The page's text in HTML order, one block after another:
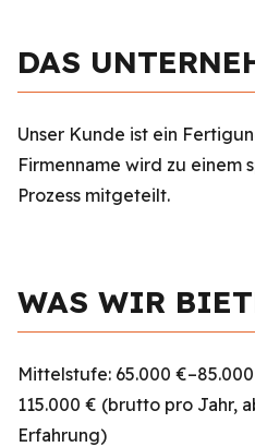
DAS
Unser Kunde ist ein
Firmenname wird zu einem
Prozess mitgeteilt.
WAS WIR
Mittelstufe: 65.000
115.000 € (brutto pro Jahr,
Erfahrung)